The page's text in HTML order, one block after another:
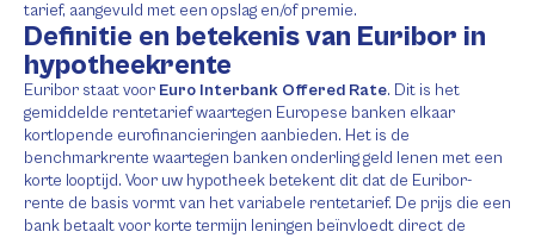
tarief, aangevuld met een opslag en/of premie.
Definitie en betekenis van Euribor in
hypotheekrente
Euribor staat voor Euro Interbank Offered Rate. Dit is het
gemiddelde rentetarief waartegen Europese banken elkaar
kortlopende eurofinancieringen aanbieden. Het is de
benchmarkrente waartegen banken onderling geld lenen met een
korte looptijd. Voor uw hypotheek betekent dit dat de Euribor-
rente de basis vormt van het variabele rentetarief. De prijs die een
bank betaalt voor korte termijn leningen beïnvloedt direct de